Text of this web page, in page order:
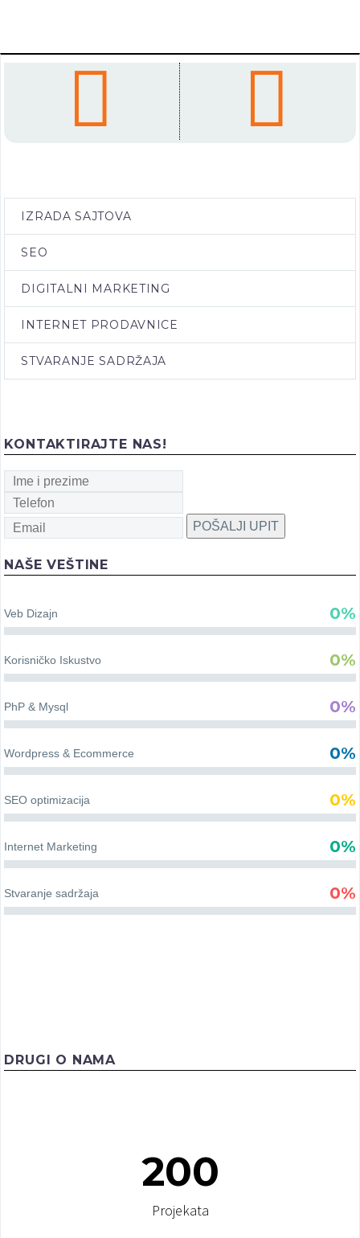

 

IZRADA SAJTOVA
SEO
DIGITALNI MARKETING
INTERNET PRODAVNICE
STVARANJE SADRŽAJA
KONTAKTIRAJTE NAS!
POŠALJI UPIT
NAŠE VEŠTINE
Veb Dizajn 0%
Korisničko Iskustvo 0%
PhP & Mysql 0%
Wordpress & Ecommerce 0%
SEO optimizacija 0%
Internet Marketing 0%
Stvaranje sadržaja 0%
DRUGI O NAMA
Sa ponosom predstavljamo prijateljva našeg
vebsatja – Jooble. Jooble je internet pretraživač
da pronađete ugodan posao.
200
Projekata